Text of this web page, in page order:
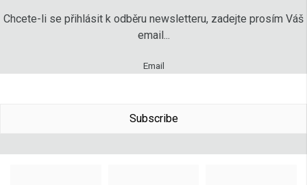
Chcete-li se přihlásit k odběru newsletteru, zadejte prosím Váš
email...
Email
Subscribe